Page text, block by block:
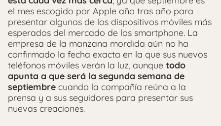
el mes escogido por Apple año tras año para
presentar algunos de los dispositivos móviles más
esperados del mercado de los smartphone. La
empresa de la manzana mordida aún no ha
confirmado la fecha exacta en la que sus nuevos
teléfonos móviles verán la luz, aunque todo
apunta a que será la segunda semana de
septiembre cuando la compañía reúna a la
prensa y a sus seguidores para presentar sus
nuevas creaciones.